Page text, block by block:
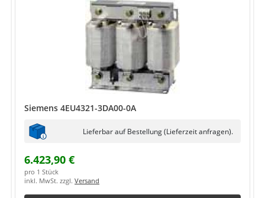
Siemens 4EU4321-3DA00-0A
Lieferbar auf Bestellung (Lieferzeit anfragen).
6.423,90 €
pro 1 Stück
inkl. MwSt. zzgl. Versand